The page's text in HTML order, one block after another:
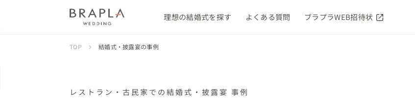
理想の結婚式を探す よくある質問 ブラプラWEB招待状
TOP 結婚式・披露宴の事例
レストラン・古民家での結婚式・披露宴 事例